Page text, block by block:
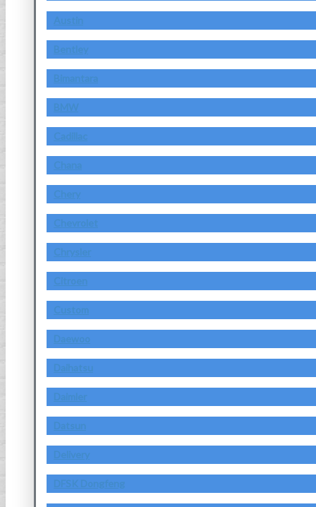
Austin
Bentley
Bimantara
BMW
Cadillac
Chana
Chery
Chevrolet
Chrysler
Citroen
Custom
Daewoo
Daihatsu
Daimler
Datsun
Delivery
DFSK Dongfeng